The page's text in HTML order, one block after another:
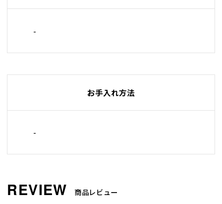
-
お手入れ方法
-
商品レビュー